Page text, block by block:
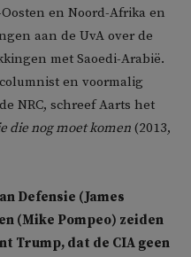
en Noord-Afrika en
aan de UvA over de
met Saoedi-Arabië.
en voormalig
NRC, schreef Aarts het
die nog moet komen (2013,
Defensie (James
(Mike Pompeo) zeiden
Trump, dat de CIA geen